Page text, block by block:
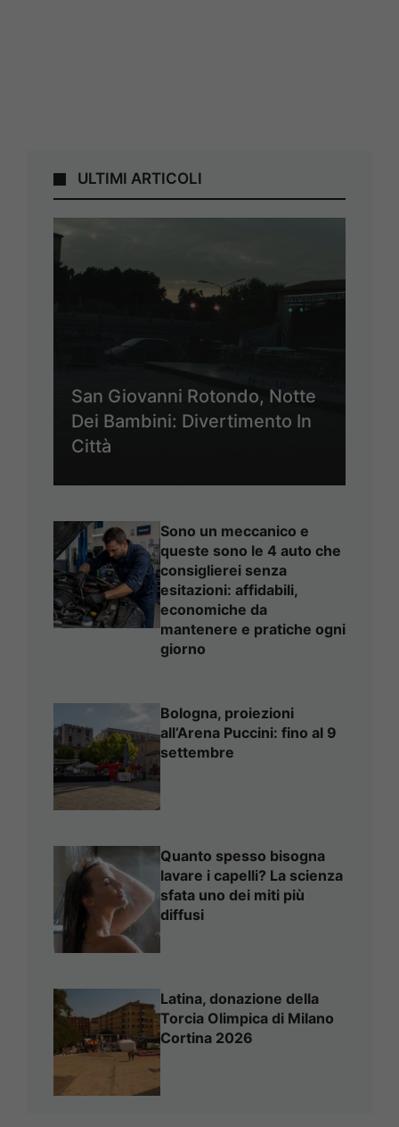
ULTIMI ARTICOLI
San Giovanni Rotondo, Notte
Dei Bambini: Divertimento In
Città
Sono un meccanico e
queste sono le 4 auto che
consiglierei senza
esitazioni: affidabili,
economiche da
mantenere e pratiche ogni
giorno
Bologna, proiezioni
all’Arena Puccini: fino al 9
settembre
Quanto spesso bisogna
lavare i capelli? La scienza
sfata uno dei miti più
diffusi
Latina, donazione della
Torcia Olimpica di Milano
Cortina 2026